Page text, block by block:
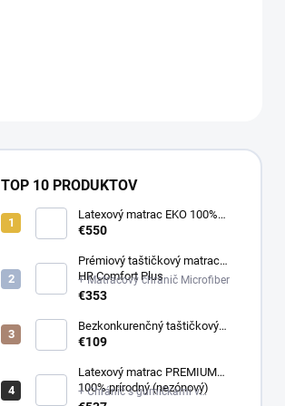
TOP 10 PRODUKTOV
Latexový matrac EKO 100%
prírodný (multizónový)
€550
Prémiový taštičkový matrac
HR Comfort Plus
+ Matracový chránič Microfiber
€353
Bezkonkurenčný taštičkový
matrac Optima
€109
Latexový matrac PREMIUM
100% prírodný (nezónový)
+ Chránič s gumičkami v